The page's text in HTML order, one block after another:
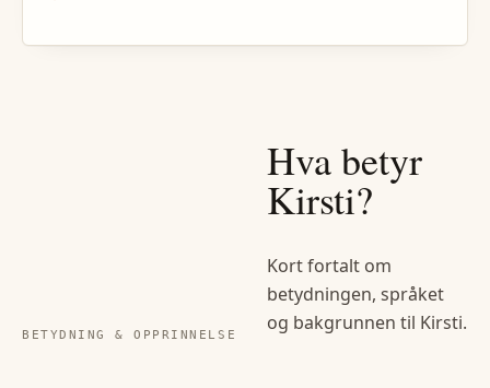
BETYDNING & OPPRINNELSE
Hva betyr
Kirsti?
Kort fortalt om
betydningen, språket
og bakgrunnen til Kirsti.